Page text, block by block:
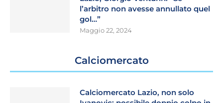
l’arbitro non avesse annullato quel
gol…”
Maggio 22, 2024
Calciomercato
Calciomercato Lazio, non solo